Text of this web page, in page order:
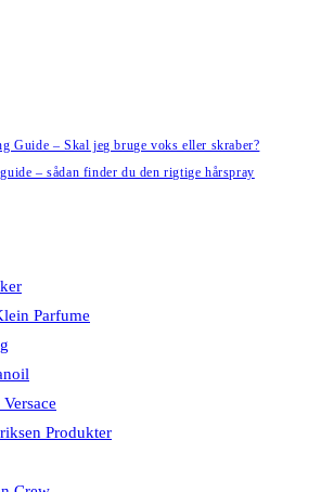
Guide – Skal jeg bruge voks eller skraber?
– sådan finder du den rigtige hårspray
Parfume
Produkter